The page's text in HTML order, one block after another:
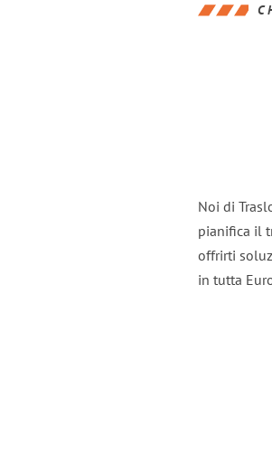
Noi di
pianifica il
offrirti
in tutta